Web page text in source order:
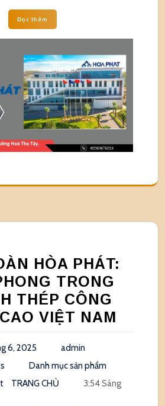
Đọc thêm
HÒA PHÁT:
TRONG
THÉP CÔNG
VIỆT NAM
6, 2025
admin
Danh mục sản phẩm
TRANG CHỦ 3:54 Sáng